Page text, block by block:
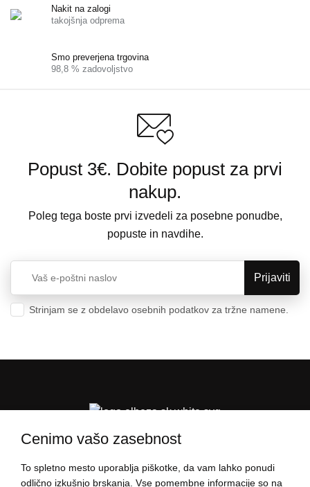
Nakit na zalogi
takojšnja odprema
Smo preverjena trgovina
98,8 % zadovoljstvo
Popust 3€. Dobite popust za prvi
nakup.
Poleg tega boste prvi izvedeli za posebne ponudbe,
popuste in navdihe.
Strinjam se z obdelavo osebnih podatkov za tržne namene.
PODATKI O NAKUPU
Cenimo vašo zasebnost
To spletno mesto uporablja piškotke, da vam lahko ponudi
odlično izkušnjo brskanja. Vse pomembne informacije so na